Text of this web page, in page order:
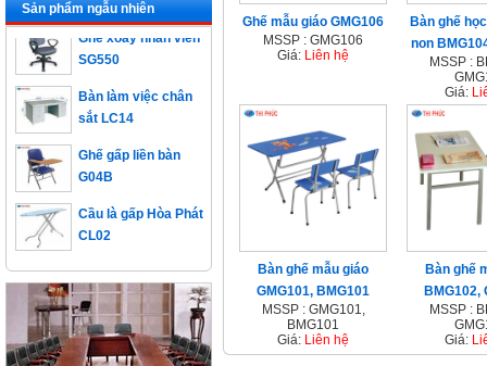
Ghế mẫu giáo GMG106
MSSP : GMG106
Giá: Liên hệ
Bàn ghế
non
MSSP :
Giá:
Bàn ghế mẫu giáo
GMG101, BMG101
MSSP : GMG101,
BMG101
Giá: Liên hệ
Bàn ghế
BMG102,
MSSP :
Giá:
Sản phẩm ngẫu nhiên
Ghế xoay nhân viên
SG550
sắt LC14
G04B
CL02